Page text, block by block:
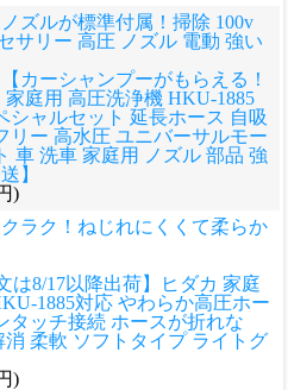
ズルが標準付属！掃除 100v
サリー 高圧 ノズル 電動 強い
【カーシャンプーがもらえる！
庭用 高圧洗浄機 HKU-1885
シャルセット 延長ホース 自吸
リー 高水圧 ユニバーサルモー
車 洗車 家庭用 ノズル 部品 強
】
)
ラク！ねじれにくくて柔らか
は8/17以降出荷】ヒダカ 家庭
1885対応 やわらか高圧ホー
タッチ接続 ホースが折れな
柔軟 ソフトタイプ ライトグ
)